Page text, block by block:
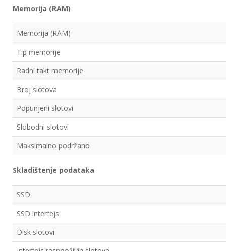
Memorija (RAM)
Memorija (RAM)
Tip memorije
Radni takt memorije
Broj slotova
Popunjeni slotovi
Slobodni slotovi
Maksimalno podržano
Skladištenje podataka
SSD
SSD interfejs
Disk slotovi